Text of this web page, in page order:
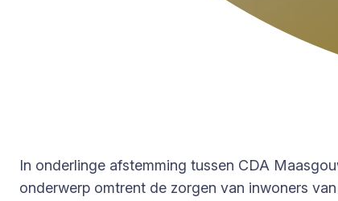
In onderlinge afstemming tussen CDA
onderwerp omtrent de zorgen van inwoners